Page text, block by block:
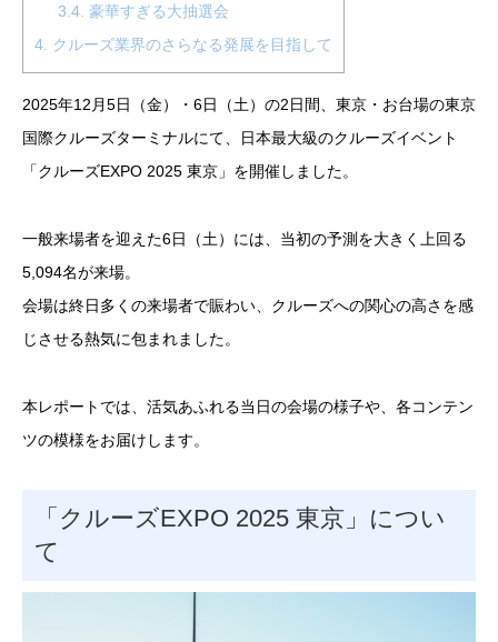
3.4. 豪華すぎる大抽選会
4.
クルーズ業界のさらなる発展を目指して
2025年12月5日（金）・6日（土）の2日間、東京・お台場の東京
国際クルーズターミナルにて、日本最大級のクルーズイベント
「クルーズEXPO 2025 東京」を開催しました。
一般来場者を迎えた6日（土）には、当初の予測を大きく上回る
5,094名が来場。
会場は終日多くの来場者で賑わい、クルーズへの関心の高さを感
じさせる熱気に包まれました。
本レポートでは、活気あふれる当日の会場の様子や、各コンテン
ツの模様をお届けします。
「クルーズEXPO 2025 東京」につい
て